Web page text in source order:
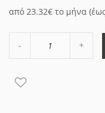
από 23.32€ το μήνα
κατά
1
Αύξηση